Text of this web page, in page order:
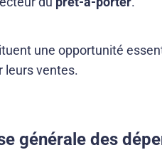
une opportunité
leurs ventes.
générale des